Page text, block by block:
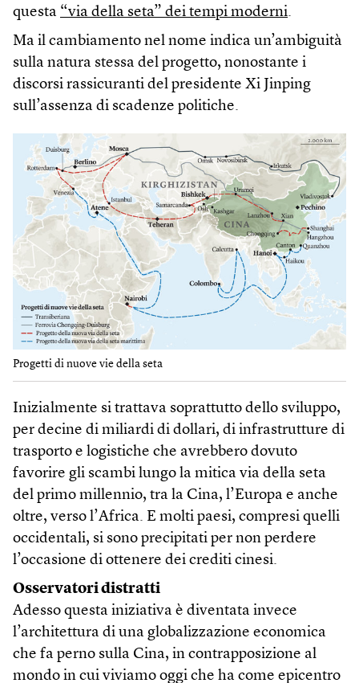
questa “via della seta” dei tempi moderni.
Ma il cambiamento nel nome indica un’ambiguità
sulla natura stessa del progetto, nonostante i
discorsi rassicuranti del presidente Xi Jinping
sull’assenza di scadenze politiche.
Progetti di nuove vie della seta
Inizialmente si trattava soprattutto dello sviluppo,
per decine di miliardi di dollari, di infrastrutture di
trasporto e logistiche che avrebbero dovuto
favorire gli scambi lungo la mitica via della seta
del primo millennio, tra la Cina, l’Europa e anche
oltre, verso l’Africa. E molti paesi, compresi quelli
occidentali, si sono precipitati per non perdere
l’occasione di ottenere dei crediti cinesi.
Osservatori distratti
Adesso questa iniziativa è diventata invece
l’architettura di una globalizzazione economica
che fa perno sulla Cina, in contrapposizione al
mondo in cui viviamo oggi che ha come epicentro